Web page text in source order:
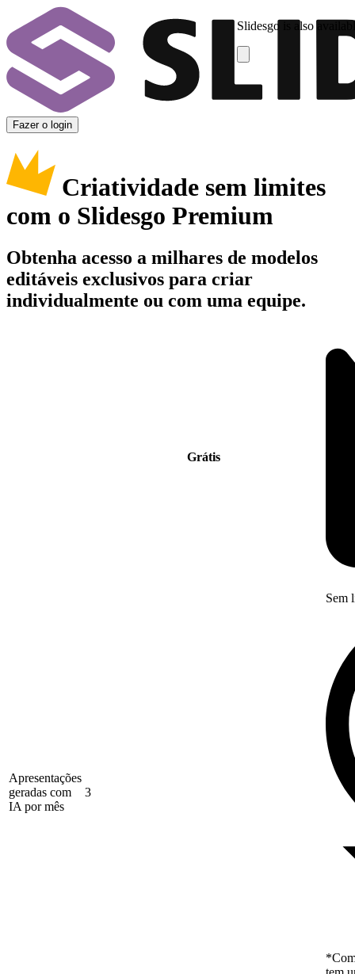
Slidesgo is also
Fazer o login
Criatividade sem limites
com o Slidesgo Premium
Obtenha acesso a milhares de modelos
editáveis exclusivos para criar
individualmente ou com uma equipe.
Grátis
Apresentações
geradas com
IA por mês
3
Sem